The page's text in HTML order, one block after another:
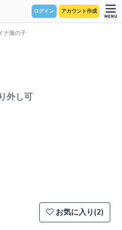
ログイン アカウント作成
ナ服の子
外し可
お気に入り(2)